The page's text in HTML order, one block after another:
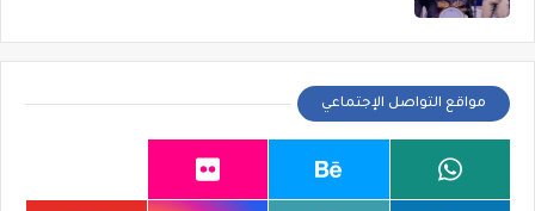
مواقع التواصل الإجتماعي